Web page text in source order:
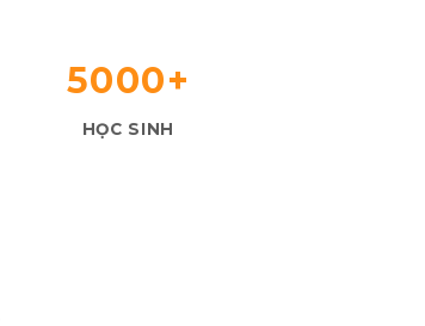
5000+
HỌC SINH